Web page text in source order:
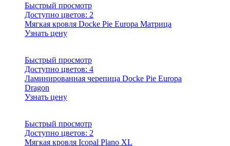
Быстрый просмотр
Доступно цветов: 2
Мягкая кровля Docke Pie Europa Матрица
Узнать цену
Быстрый просмотр
Доступно цветов: 4
Ламинированная черепица Docke Pie Europa
Dragon
Узнать цену
Быстрый просмотр
Доступно цветов: 2
Мягкая кровля Icopal Plano XL